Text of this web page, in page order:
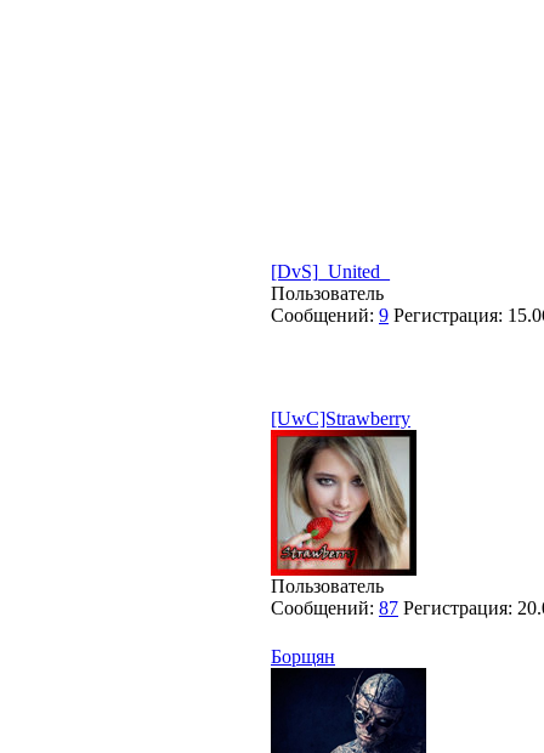
[DvS]_United_
Пользователь
Сообщений: 9 Регистрация:
[UwC]Strawberry
Пользователь
Сообщений: 87 Регистрация:
Борщян